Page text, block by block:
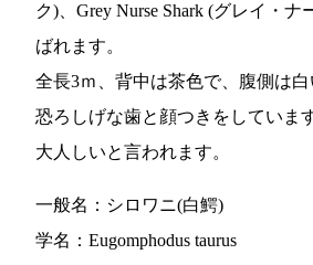
ク)、Grey Nurse Shark (グレイ・
ばれます。
全長3ｍ、背中は茶色で、腹側は白
恐ろしげな歯と顔つきをしていま
大人しいと言われます。
一般名：シロワニ(白鰐)
学名：Eugomphodus taurus